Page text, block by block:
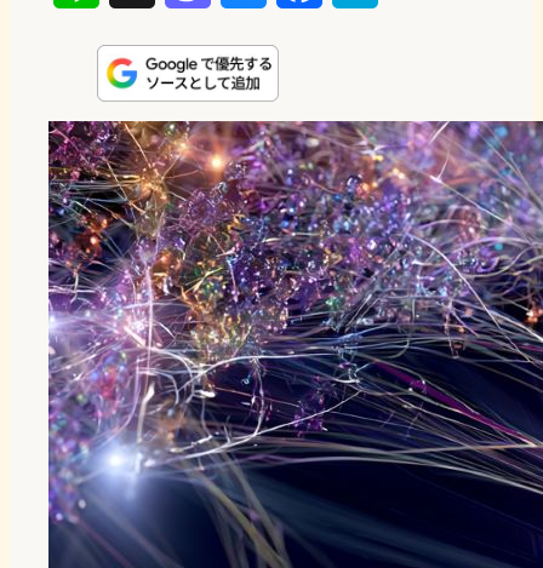
n
e
s
t
o
d
o
n
u
e
s
k
y
e
b
o
o
k
e
n
a